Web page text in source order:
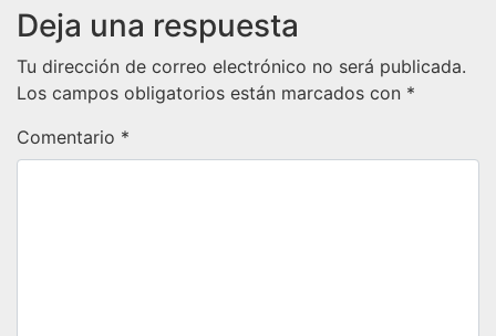
Deja una respuesta
Tu dirección de correo electrónico no será publicada.
Los campos obligatorios están marcados con *
Comentario *